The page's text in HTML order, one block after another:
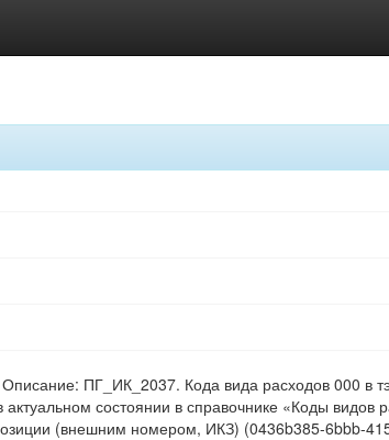
ПГ_ИК_2037. Кода вида расходов 000 в
состоянии в справочнике «Коды видов
(внешним номером, ИКЗ) (0436b385-6bbb-